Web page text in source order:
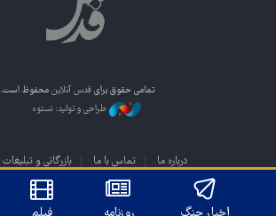
تمامی حقوق برای قدس آنلاین محفوظ است.
طراحی و تولید: نستوه
درباره ما تماس با ما بازرگانی و تبلیغات